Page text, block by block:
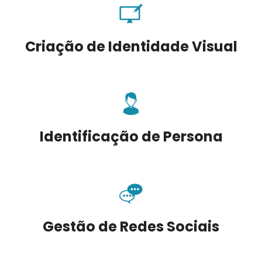
Criação de Identidade Visual
Identificação de Persona
Gestão de Redes Sociais